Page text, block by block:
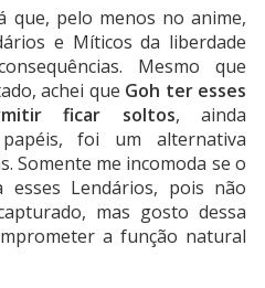
que, pelo menos no anime,
e Míticos da liberdade
Mesmo que
achei que Goh ter esses
ficar soltos, ainda
papéis, foi um alternativa
Somente me incomoda se o
Lendários, pois não
mas gosto dessa
a função natural